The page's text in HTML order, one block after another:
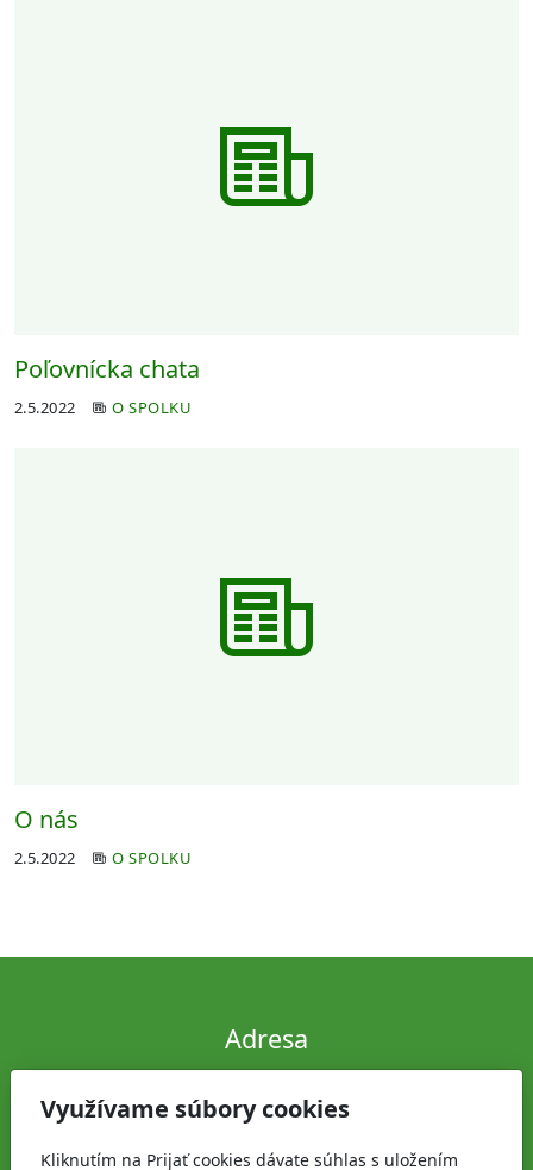
Poľovnícka chata
2.5.2022 O SPOLKU
O nás
2.5.2022 O SPOLKU
Adresa
Jaskový rad 5, 831 01
Využívame súbory cookies
Kliknutím na Prijať cookies dávate súhlas s uložením